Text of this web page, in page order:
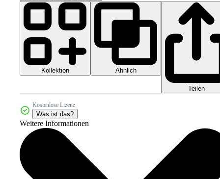
Kollektion Ähnlich
Teilen
Kostenlose Lizenz
Was ist das?
Weitere Informationen